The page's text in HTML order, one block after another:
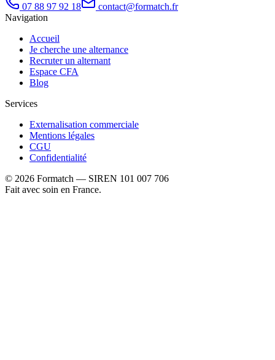
07 88 97 92 18
contact@formatch.fr
Navigation
Accueil
Je cherche une alternance
Recruter un alternant
Espace CFA
Blog
Services
Externalisation commerciale
Mentions légales
CGU
Confidentialité
© 2026 Formatch — SIREN 101 007 706
Fait avec soin en France.